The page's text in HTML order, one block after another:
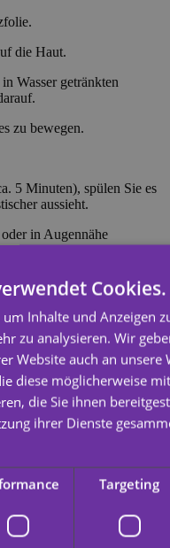
die Haut.
Wasser getränkten
zu bewegen.
5 Minuten), spülen Sie es
aussieht.
in Augennähe
Körperöl, Creme oder
lassen und
nachdem, wie stark sie
Cookies.
Inhalte und Anzeigen
zu analysieren. Wir
Website auch an unsere
diese möglicherweise
die Sie ihnen
ihrer Dienste
Targeting